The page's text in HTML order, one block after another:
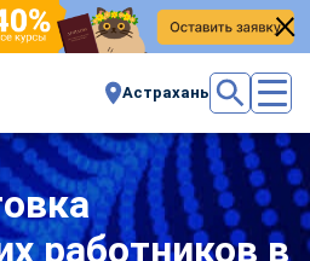
Астрахань
работников в